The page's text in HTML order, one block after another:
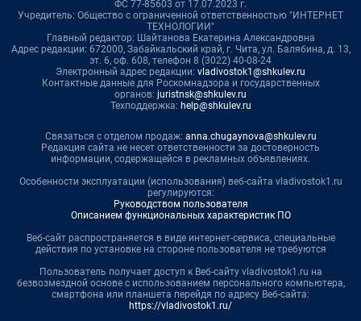
ФС 77-85603 от 17.07.2023 г.
Учредитель: Общество с ограниченной ответственностью "ИНТЕРНЕТ
ТЕХНОЛОГИИ"
Главный редактор: Шайтанова Екатерина Александровна
Адрес редакции: 672000, Забайкальский край, г. Чита, ул. Балябина, д. 13,
эт. 6, оф. 608, телефон 8 (3022) 40-08-24
Электронный адрес редакции: vladivostok1@shkulev.ru
Контактные данные для Роскомнадзора и государственных
органов: juristnsk@shkulev.ru
Техподдержка: help@shkulev.ru
Связаться с отделом продаж: anna.chugaynova@shkulev.ru
Редакция сайта не несет ответственности за достоверность
информации, содержащейся в рекламных объявлениях.
Особенности эксплуатации (использования) веб-сайта vladivostok1.ru
регулируются:
Руководством пользователя
Описанием функциональных характеристик ПО
Веб-сайт распространяется в виде интернет-сервиса, специальные
действия по установке на стороне пользователя не требуются
Пользователь получает доступ к Веб-сайту vladivostok1.ru на
безвозмездной основе с использованием персонального компьютера,
смартфона или планшета перейдя по адресу Веб-сайта:
https://vladivostok1.ru/